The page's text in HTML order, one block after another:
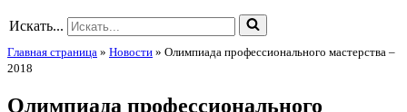
Искать...
Главная страница » Новости » Олимпиада профессионального мастерства –
2018
Олимпиада профессионального